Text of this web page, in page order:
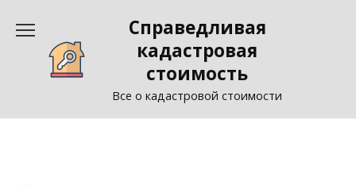
содержанию
Справедливая
кадастровая
стоимость
Все о кадастровой стоимости